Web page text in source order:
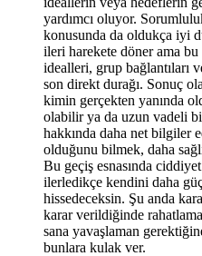
yardımcı oluyor.
konusunda da oldukça iyi
ileri harekete döner ama
idealleri, grup bağlantıları
son direkt durağı. Sonuç
kimin gerçekten yanında
olabilir ya da uzun vadeli
hakkında daha net bilgiler
olduğunu bilmek, daha
Bu geçiş esnasında
ilerledikçe kendini daha
hissedeceksin. Şu anda
karar verildiğinde
sana yavaşlaman
bunlara kulak ver.